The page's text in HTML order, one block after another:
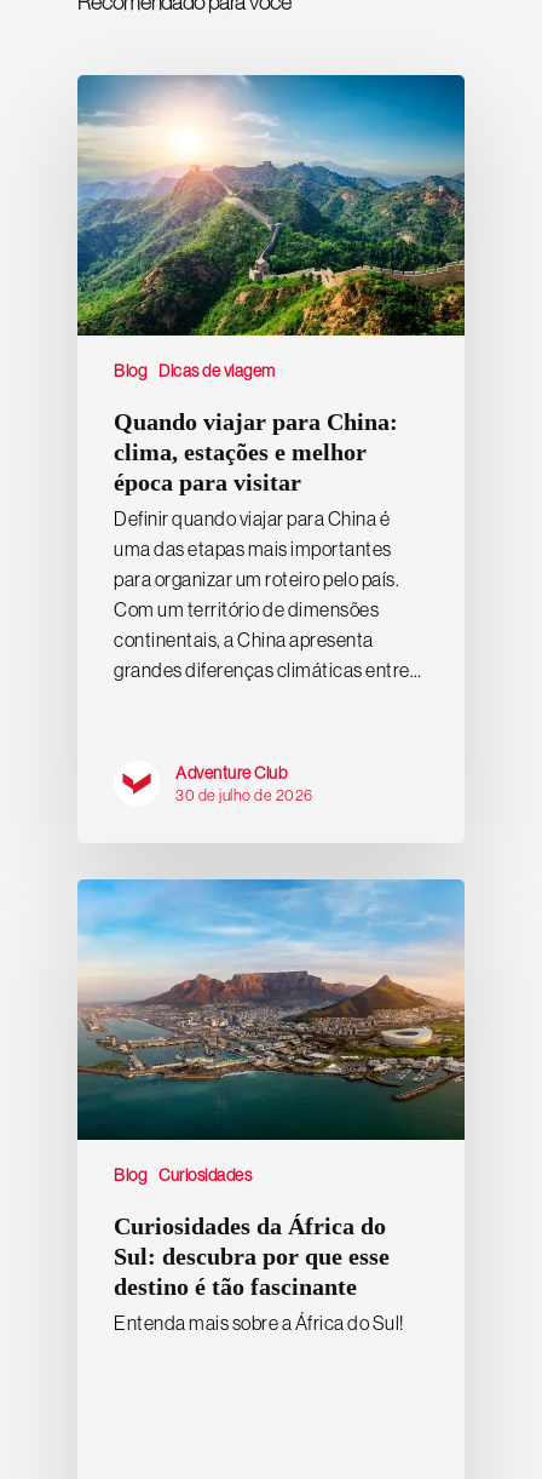
Blog Dicas de viagem
Quando viajar para China:
clima, estações e melhor
época para visitar
Definir quando viajar para China é
uma das etapas mais importantes
para organizar um roteiro pelo país.
Com um território de dimensões
continentais, a China apresenta
grandes diferenças climáticas entre…
Adventure Club
30 de julho de 2026
Blog Curiosidades
Curiosidades da África do
Sul: descubra por que esse
destino é tão fascinante
Entenda mais sobre a África do Sul!